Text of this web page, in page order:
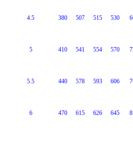
4.5 380 507 515 530
5 410 541 554 570
5.5 440 578 593 606
6 470 615 626 645